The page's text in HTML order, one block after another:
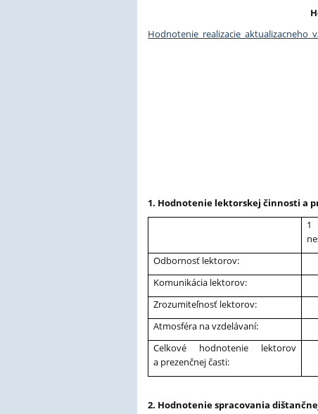
1. Hodnotenie lektorskej činnosti a
Odbornosť lektorov:
Komunikácia lektorov:
Zrozumiteľnosť lektorov:
Atmosféra na vzdelávaní:
Celkové hodnotenie lektorov
a prezenčnej časti:
2. Hodnotenie spracovania